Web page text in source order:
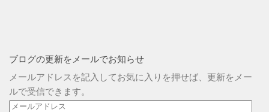
ブログの更新をメールでお知らせ
メールアドレスを記入してお気に入りを押せば、更新をメー
ルで受信できます。
メ